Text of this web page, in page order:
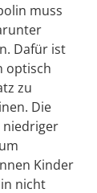
muss
Dafür ist
optisch
zu
Die
niedriger
Kinder
nicht